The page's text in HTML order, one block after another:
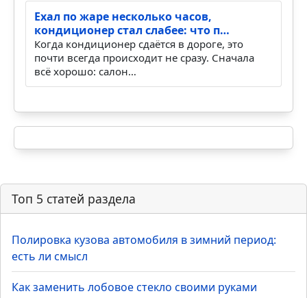
Включил кондиционер на светофоре –
двигатель заглох: что про…
Летом такая история пугает особенно сильно.
Когда кондиционер сдаётся в дороге, это
почти всегда происходит не сразу. Сначала
всё хорошо: салон…